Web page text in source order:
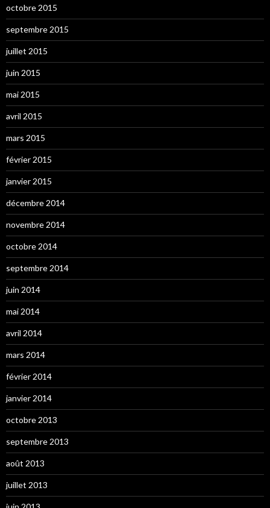
octobre 2015
septembre 2015
juillet 2015
juin 2015
mai 2015
avril 2015
mars 2015
février 2015
janvier 2015
décembre 2014
novembre 2014
octobre 2014
septembre 2014
juin 2014
mai 2014
avril 2014
mars 2014
février 2014
janvier 2014
octobre 2013
septembre 2013
août 2013
juillet 2013